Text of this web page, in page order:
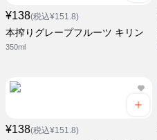
¥138(税込¥151.8)
本搾りグレープフルーツ キリン
350ml
¥138(税込¥151.8)